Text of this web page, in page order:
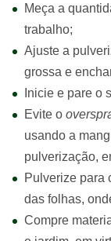
Meça a
trabalho;
Ajuste a
grossa e
Inicie e pare o
Evite o
usando a
pulverização,
Pulverize para
das folhas,
Compre